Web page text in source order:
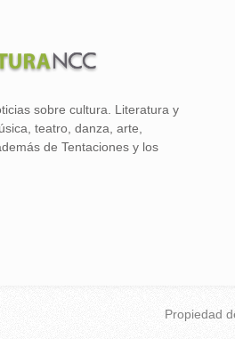
sobre cultura. Literatura y
teatro, danza, arte,
de Tentaciones y los
Propiedad